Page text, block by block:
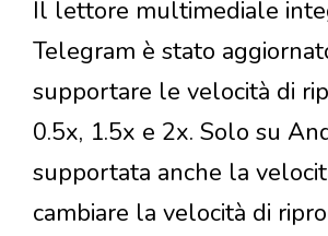
Il lettore multimediale
Telegram è stato
supportare le velocità di
0.5x, 1.5x e 2x. Solo su
supportata anche la
cambiare la velocità di